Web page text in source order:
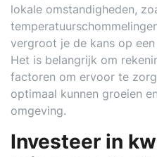
lokale omstandigheden,
vergroot je de kans op
Het is belangrijk om
factoren om ervoor te
optimaal kunnen groeien
omgeving.
Investeer in